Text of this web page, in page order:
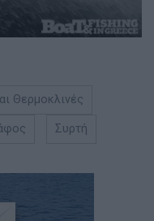
Θερμοκλινές
Συρτή